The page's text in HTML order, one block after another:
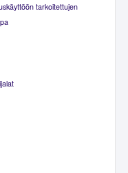
tarkoitettujen